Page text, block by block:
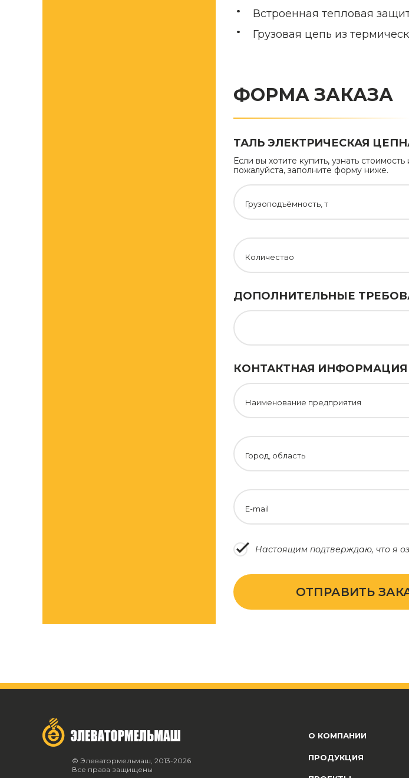
Встроенная тепловая
Грузовая цепь из
ФОРМА ЗАКАЗА
ТАЛЬ ЭЛЕКТРИЧЕСКАЯ
Если вы хотите купить, узнать
пожалуйста, заполните форму ниже.
Грузоподъёмность, т
Количество
ДОПОЛНИТЕЛЬНЫЕ
КОНТАКТНАЯ ИНФОРМАЦИЯ
Наименование предприятия
Город, область
E-mail
Настоящим подтверждаю, что я
ОТПРАВИТЬ
© Элеватормельмаш, 2013-2026
Все права защищены
О КОМПАНИИ
ПРОДУКЦИЯ